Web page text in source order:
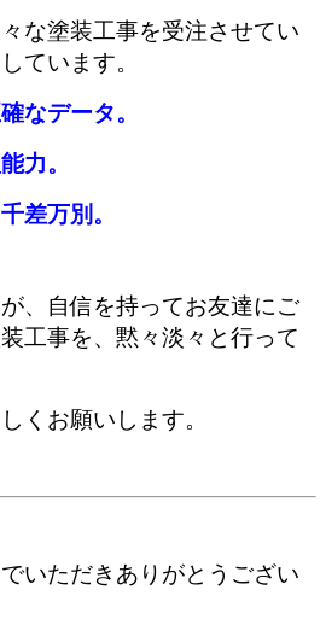
な塗装工事を受注させてい
ています。
なデータ。
力。
差万別。
、自信を持ってお友達にご
工事を、黙々淡々と行って
くお願いします。
いただきありがとうござい